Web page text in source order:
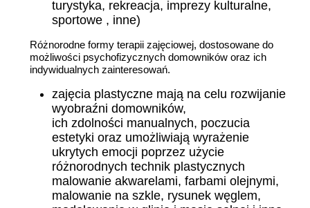
turystyka, rekreacja, imprezy kulturalne,
sportowe , inne)
Różnorodne formy terapii zajęciowej, dostosowane do
możliwości psychofizycznych domowników oraz ich
indywidualnych zainteresowań.
zajęcia plastyczne mają na celu rozwijanie
wyobraźni domowników,
ich zdolności manualnych, poczucia
estetyki oraz umożliwiają wyrażenie
ukrytych emocji poprzez użycie
różnorodnych technik plastycznych
malowanie akwarelami, farbami olejnymi,
malowanie na szkle, rysunek węglem,